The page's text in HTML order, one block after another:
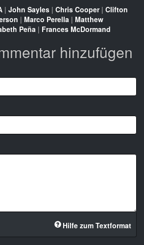
| John Sayles | Chris Cooper| Clifton
| Marco Perella | Matthew
Peña | Frances McDormand
hinzufügen
Hilfe zum Textformat